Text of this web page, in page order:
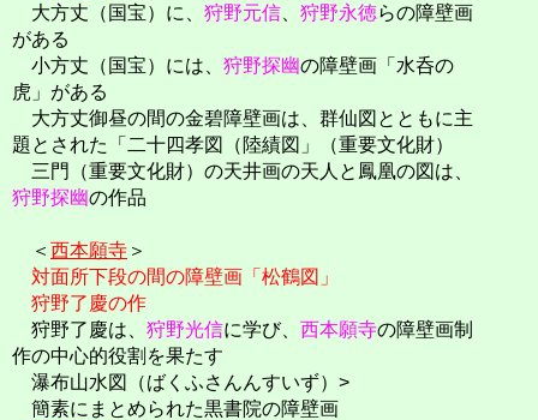
大方丈（国宝）に、 狩野元信 狩野永徳らの障壁画
がある
小方丈（国宝）には、 狩野探幽の障壁画「水呑の
虎」がある
大方丈御昼の間の金碧障壁画は、群仙図とともに主
題とされた「二十四孝図（陸績図」（重要文化財）
三門（重要文化財）の天井画の天人と鳳凰の図は、
狩野探幽の作品
＜ 西本願寺 ＞
対面所下段の間の障壁画「松鶴図」
狩野了慶の作
狩野了慶は、 狩野光信に学び、 西本願寺の障壁画制
作の中心的役割を果たす
瀑布山水図（ばくふさんんすいず）>
簡素にまとめられた黒書院の障壁画